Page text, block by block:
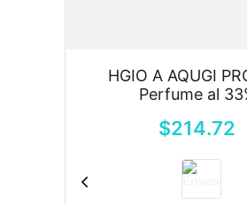
HGIO A AQUGI
Perfume al
$214.72